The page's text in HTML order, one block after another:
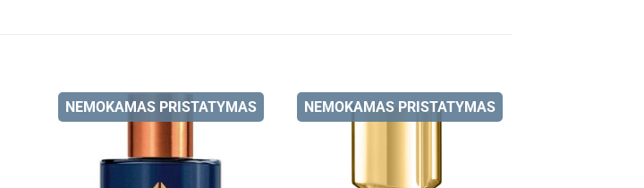
NEMOKAMAS PRISTATYMAS NEMOKAMAS PRISTATYMAS